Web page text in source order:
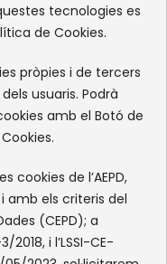
tecnologies es
de Cookies.
pròpies i de tercers
usuaris. Podrà
amb el Botó de
cookies de l’AEPD,
amb els criteris del
(CEPD); a
2018, i l’LSSI-CE-